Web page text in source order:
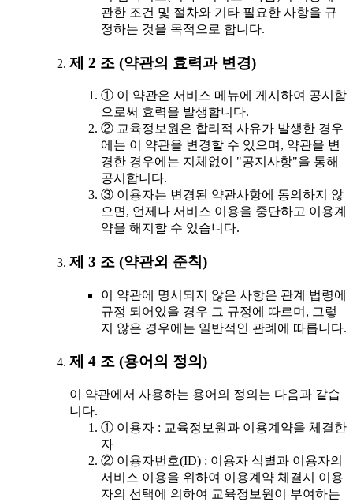
관한 조건 및 절차와 기타 필요한 사항을 규
정하는 것을 목적으로 합니다.
제 2 조 (약관의 효력과 변경)
① 이 약관은 서비스 메뉴에 게시하여 공시함
으로써 효력을 발생합니다.
② 교육정보원은 합리적 사유가 발생한 경우
에는 이 약관을 변경할 수 있으며, 약관을 변
경한 경우에는 지체없이 "공지사항"을 통해
공시합니다.
③ 이용자는 변경된 약관사항에 동의하지 않
으면, 언제나 서비스 이용을 중단하고 이용계
약을 해지할 수 있습니다.
제 3 조 (약관외 준칙)
이 약관에 명시되지 않은 사항은 관계 법령에
규정 되어있을 경우 그 규정에 따르며, 그렇
지 않은 경우에는 일반적인 관례에 따릅니다.
제 4 조 (용어의 정의)
이 약관에서 사용하는 용어의 정의는 다음과 같습
니다.
① 이용자 : 교육정보원과 이용계약을 체결한
자
② 이용자번호(ID) : 이용자 식별과 이용자의
서비스 이용을 위하여 이용계약 체결시 이용
자의 선택에 의하여 교육정보원이 부여하는